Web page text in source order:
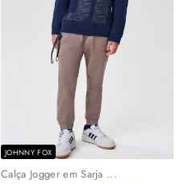
JOHNNY FOX
Calça Jogger em Sarja ...